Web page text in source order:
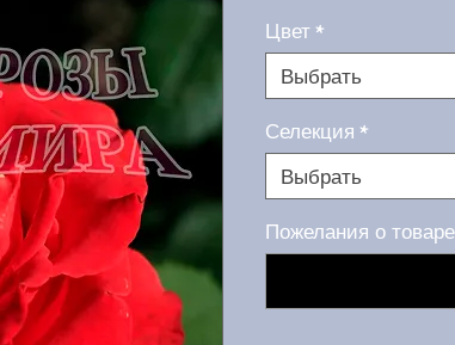
Цвет*
Выбрать
Селекция *
Выбрать
Пожелания о